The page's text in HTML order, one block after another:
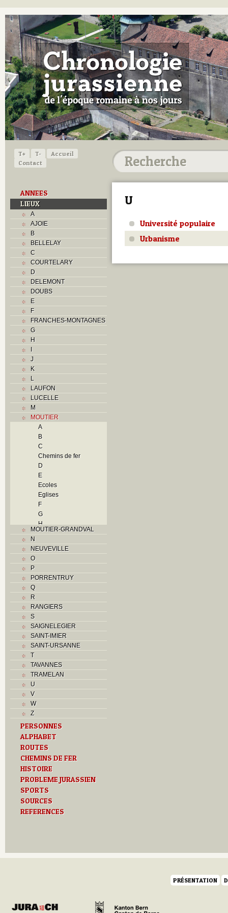
T+ T-
Accueil
Contact
ANNEES
LIEUX
A
AJOIE
B
BELLELAY
C
COURTELARY
D
DELEMONT
DOUBS
E
F
FRANCHES-MONTAGNES
G
H
I
J
K
L
LAUFON
LUCELLE
M
MOUTIER
A
B
C
Chemins de fer
D
E
Ecoles
Eglises
F
G
H
Histoire
Industrie
M
O
Paroisses
Problème jurassien
Q
S
Sociétés locales
Z
MOUTIER-GRANDVAL
N
NEUVEVILLE
O
P
PORRENTRUY
Q
R
RANGIERS
S
SAIGNELEGIER
SAINT-IMIER
SAINT-URSANNE
T
TAVANNES
TRAMELAN
U
V
W
Z
PERSONNES
ALPHABET
ROUTES
CHEMINS DE FER
HISTOIRE
PROBLEME JURASSIEN
SPORTS
SOURCES
REFERENCES
U
Université populaire
Urbanisme
PRÉSENTATION